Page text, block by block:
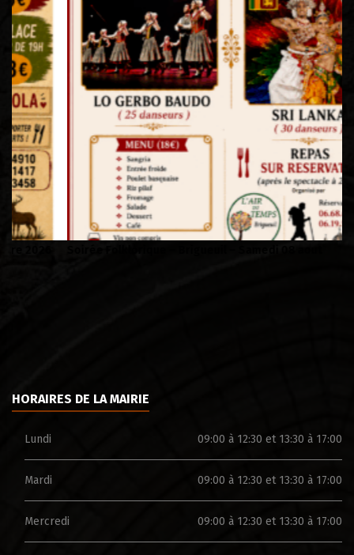
HORAIRES DE LA MAIRIE
Lundi 09:00 à 12:30 et 13:30 à 17:00
Mardi 09:00 à 12:30 et 13:30 à 17:00
Mercredi 09:00 à 12:30 et 13:30 à 17:00